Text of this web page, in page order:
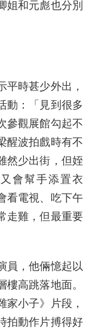
姐和元彪也分別
平時甚少外出，
動：「見到很多
參觀展館勾起不
醒波拍戲時有不
然少出街，但姪
會幫手添置衣
看電視、吃下午
走雞，但最重要
員，他倆憶起以
高跳落地面。
家小子》片段，
拍動作片搏得好